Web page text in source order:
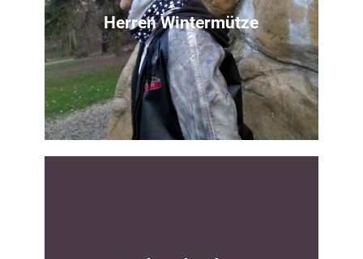
kalte Jahreszeit
Zur Anleitung
Herren Wintermütze